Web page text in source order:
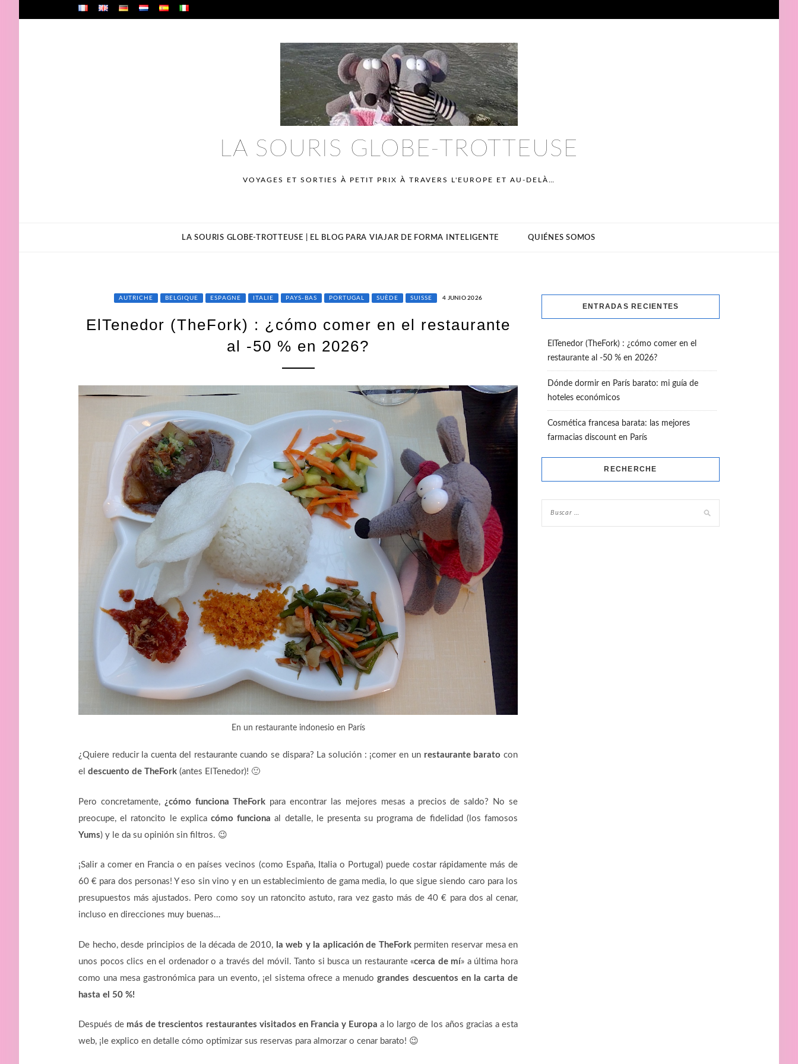
to
LA SOURIS GLOBE-TROTTEUSE
VOYAGES ET SORTIES À PETIT PRIX À TRAVERS L'EUROPE ET AU-DELÀ…
LA SOURIS GLOBE-TROTTEUSE | EL BLOG PARA VIAJAR DE FORMA INTELIGENTE QUIÉNES SOMOS
AUTRICHE BELGIQUE ESPAGNE ITALIE PAYS-BAS PORTUGAL SUÈDE SUISSE 4 JUNIO 2026
ElTenedor (TheFork) : ¿cómo comer en el restaurante
al -50 % en 2026?
En un restaurante indonesio en París
¿Quiere reducir la cuenta del restaurante cuando se dispara? La solución : ¡comer en un restaurante barato con
el descuento de TheFork (antes ElTenedor)! 🙂
Pero concretamente, ¿cómo funciona TheFork para encontrar las mejores mesas a precios de saldo? No se
preocupe, el ratoncito le explica cómo funciona al detalle, le presenta su programa de fidelidad (los famosos
Yums) y le da su opinión sin filtros. 😉
¡Salir a comer en Francia o en países vecinos (como España, Italia o Portugal) puede costar rápidamente más de
60 € para dos personas! Y eso sin vino y en un establecimiento de gama media, lo que sigue siendo caro para los
presupuestos más ajustados. Pero como soy un ratoncito astuto, rara vez gasto más de 40 € para dos al cenar,
incluso en direcciones muy buenas…
De hecho, desde principios de la década de 2010, la web y la aplicación de TheForkpermiten reservar mesa en
unos pocos clics en el ordenador o a través del móvil. Tanto si busca un restaurante «cerca de mí» a última hora
como una mesa gastronómica para un evento, ¡el sistema ofrece a menudograndes descuentos en la carta de
hasta el 50 %!
Después de más de trescientos restaurantes visitados en Francia y Europa a lo largo de los años gracias a esta
web, ¡le explico en detalle cómo optimizar sus reservas para almorzar o cenar barato! 😉
ENTRADAS RECIENTES
ElTenedor (TheFork) : ¿cómo comer en el
restaurante al -50 % en 2026?
Dónde dormir en París barato: mi guía de
hoteles económicos
Cosmética francesa barata: las mejores
farmacias discount en París
RECHERCHE